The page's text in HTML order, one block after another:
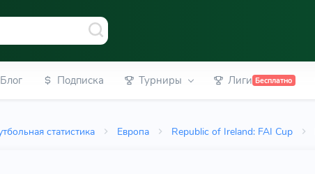
Блог Подписка Турниры Лиги Бесплатно
статистика Европа Republic of Ireland: FAI Cup